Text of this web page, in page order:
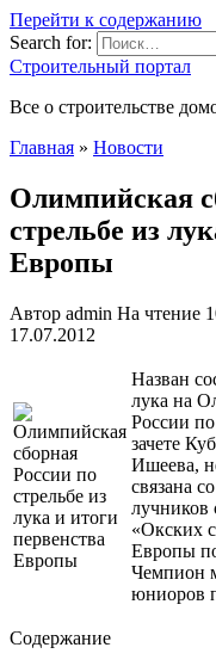
Перейти к содержанию
Search for:
Строительный портал
Все о строительстве
Главная » Новости
Олимпийская
стрельбе из
Европы
Автор admin На чтение
17.07.2012
Назван
лука на
России
зачете
Ишеева,
связана
лучников
«Окских
Европы
Чемпион
юниоров
Содержание